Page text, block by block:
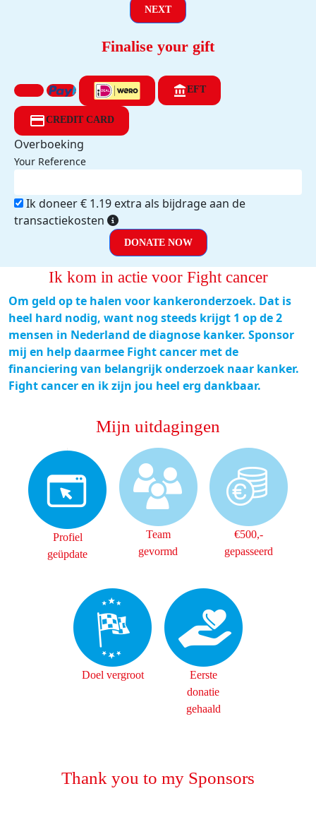
NEXT
Finalise your gift
EFT
CREDIT CARD
Overboeking
Your Reference
Ik doneer € 1.19 extra als bijdrage aan de
transactiekosten
DONATE NOW
Ik kom in actie voor Fight cancer
Om geld op te halen voor kankeronderzoek. Dat is
heel hard nodig, want nog steeds krijgt 1 op de 2
mensen in Nederland de diagnose kanker. Sponsor
mij en help daarmee Fight cancer met de
financiering van belangrijk onderzoek naar kanker.
Fight cancer en ik zijn jou heel erg dankbaar.
Mijn uitdagingen
Profiel
geüpdate
Team
gevormd
€500,-
gepasseerd
Doel vergroot
Eerste
donatie
gehaald
Thank you to my Sponsors